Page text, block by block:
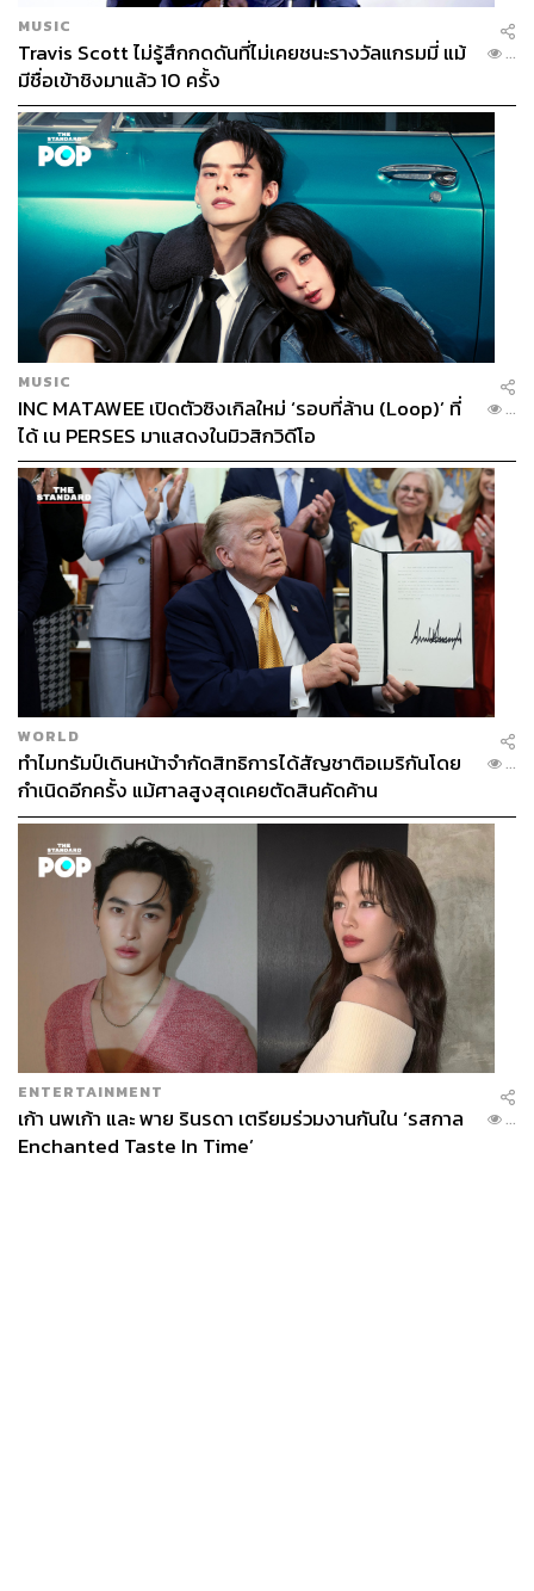
MUSIC
Travis Scott ไม่รู้สึกกดดันที่ไม่เคยชนะรางวัลแกรมมี่ แม้
มีชื่อเข้าชิงมาแล้ว 10 ครั้ง
...
MUSIC
INC MATAWEE เปิดตัวซิงเกิลใหม่ ‘รอบที่ล้าน (Loop)’ ที่
ได้ เน PERSES มาแสดงในมิวสิกวิดีโอ
...
WORLD
ทำไมทรัมป์เดินหน้าจำกัดสิทธิการได้สัญชาติอเมริกันโดย
กำเนิดอีกครั้ง แม้ศาลสูงสุดเคยตัดสินคัดค้าน
...
ENTERTAINMENT
เก้า นพเก้า และ พาย รินรดา เตรียมร่วมงานกันใน ‘รสกาล
Enchanted Taste In Time’
...